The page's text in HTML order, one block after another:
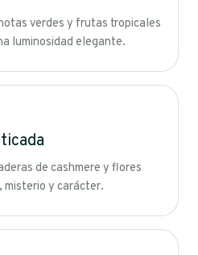
verdes y frutas tropicales
luminosidad elegante.
de cashmere y flores
y carácter.